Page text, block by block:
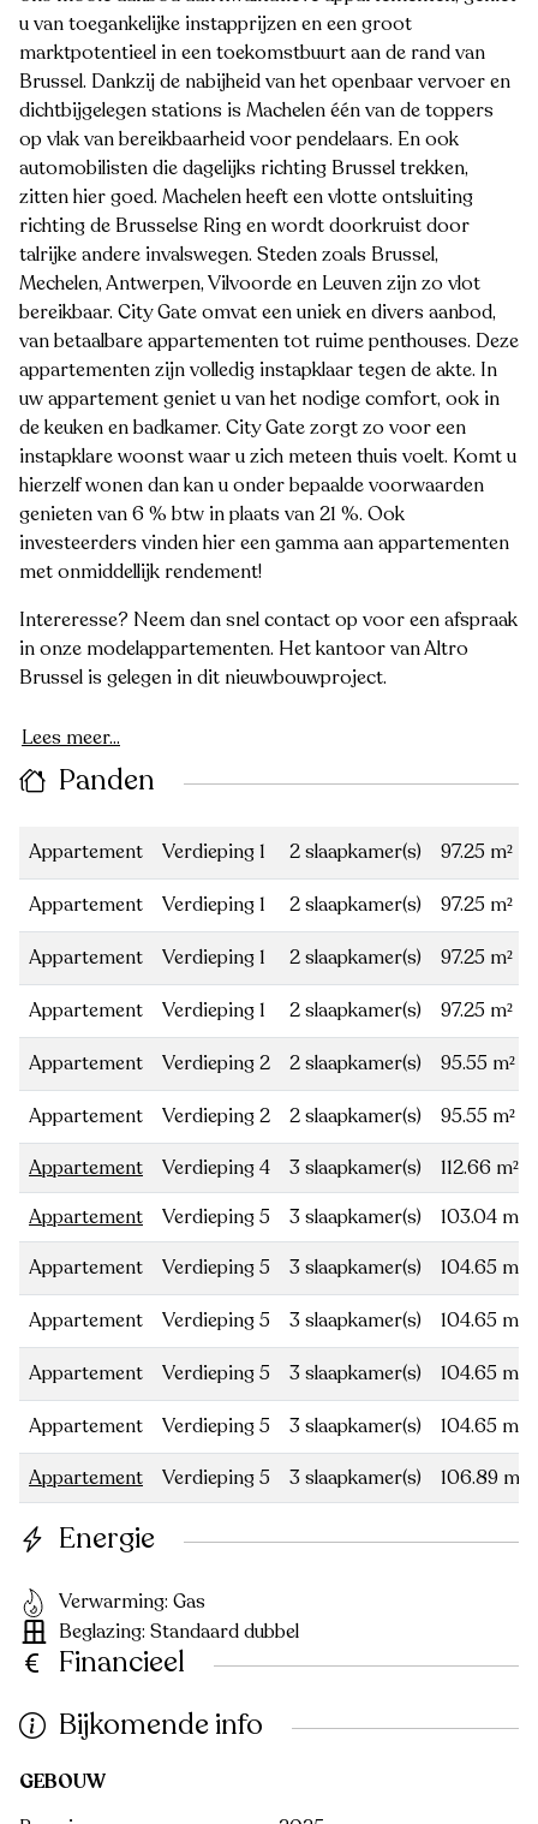
u van toegankelijke instapprijzen en een groot
marktpotentieel in een toekomstbuurt aan de rand van
Brussel. Dankzij de nabijheid van het openbaar vervoer en
dichtbijgelegen stations is Machelen één van de toppers
op vlak van bereikbaarheid voor pendelaars. En ook
automobilisten die dagelijks richting Brussel trekken,
zitten hier goed. Machelen heeft een vlotte ontsluiting
richting de Brusselse Ring en wordt doorkruist door
talrijke andere invalswegen. Steden zoals Brussel,
Mechelen, Antwerpen, Vilvoorde en Leuven zijn zo vlot
bereikbaar. City Gate omvat een uniek en divers aanbod,
van betaalbare appartementen tot ruime penthouses. Deze
appartementen zijn volledig instapklaar tegen de akte. In
uw appartement geniet u van het nodige comfort, ook in
de keuken en badkamer. City Gate zorgt zo voor een
instapklare woonst waar u zich meteen thuis voelt. Komt u
hierzelf wonen dan kan u onder bepaalde voorwaarden
genieten van 6 % btw in plaats van 21 %. Ook
investeerders vinden hier een gamma aan appartementen
met onmiddellijk rendement!
Intereresse? Neem dan snel contact op voor een afspraak
in onze modelappartementen. Het kantoor van Altro
Brussel is gelegen in dit nieuwbouwproject.
Lees meer...
Panden
Appartement Verdieping 1 2 slaapkamer(s)
97.25 m²
Appartement
Verdieping 1 2 slaapkamer(s)
97.25 m²
Appartement
Verdieping 1 2 slaapkamer(s)
97.25 m²
Appartement
Verdieping 1 2 slaapkamer(s)
97.25 m²
Appartement
Verdieping 2 2 slaapkamer(s)
95.55 m²
Appartement
Verdieping 2 2 slaapkamer(s)
95.55 m²
Appartement
Verdieping 4 3 slaapkamer(s)
112.66 m²
Appartement
Verdieping 5 3 slaapkamer(s)
103.04 m²
Appartement
Verdieping 5 3 slaapkamer(s)
104.65 m²
Appartement
Verdieping 5 3 slaapkamer(s)
104.65 m²
Appartement
Verdieping 5 3 slaapkamer(s)
104.65 m²
Appartement
Verdieping 5 3 slaapkamer(s)
104.65 m²
Appartement
Verdieping 5 3 slaapkamer(s) 106.89 m²
Energie
Verwarming: Gas
Beglazing: Standaard dubbel
Financieel
Bijkomende info
GEBOUW